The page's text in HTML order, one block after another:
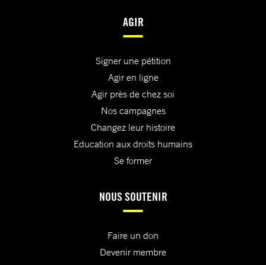
AGIR
Signer une pétition
Agir en ligne
Agir près de chez soi
Nos campagnes
Changez leur histoire
Education aux droits humains
Se former
NOUS SOUTENIR
Faire un don
Devenir membre